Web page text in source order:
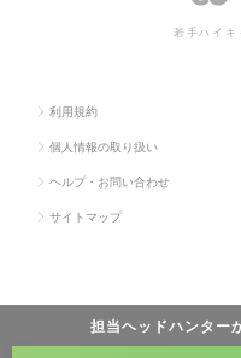
担当ヘッドハンター
若手ハイキ
利用規約
個人情報の取り扱い
ヘルプ・お問い合わせ
サイトマップ